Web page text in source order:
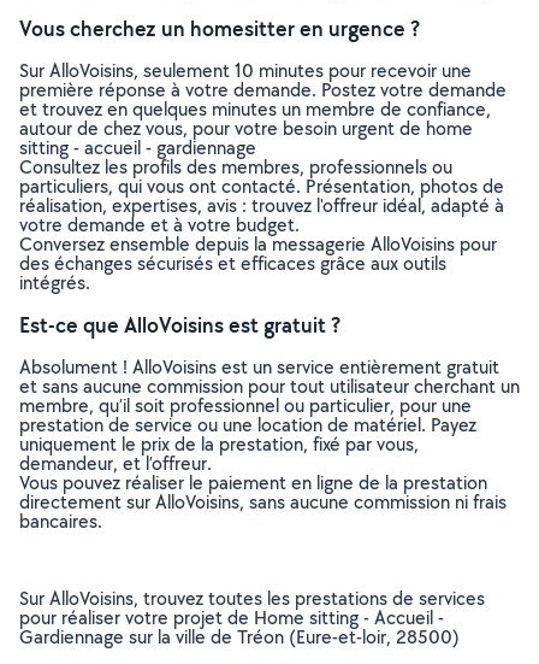
Vous cherchez un homesitter en urgence ?
Sur AlloVoisins, seulement 10 minutes pour recevoir une
première réponse à votre demande. Postez votre demande
et trouvez en quelques minutes un membre de confiance,
autour de chez vous, pour votre besoin urgent de home
sitting - accueil - gardiennage
Consultez les profils des membres, professionnels ou
particuliers, qui vous ont contacté. Présentation, photos de
réalisation, expertises, avis : trouvez l'offreur idéal, adapté à
votre demande et à votre budget.
Conversez ensemble depuis la messagerie AlloVoisins pour
des échanges sécurisés et efficaces grâce aux outils
intégrés.
Est-ce que AlloVoisins est gratuit ?
Absolument ! AlloVoisins est un service entièrement gratuit
et sans aucune commission pour tout utilisateur cherchant un
membre, qu’il soit professionnel ou particulier, pour une
prestation de service ou une location de matériel. Payez
uniquement le prix de la prestation, fixé par vous,
demandeur, et l’offreur.
Vous pouvez réaliser le paiement en ligne de la prestation
directement sur AlloVoisins, sans aucune commission ni frais
bancaires.
Sur AlloVoisins, trouvez toutes les prestations de services
pour réaliser votre projet de Home sitting - Accueil -
Gardiennage sur la ville de Tréon (Eure-et-loir, 28500)